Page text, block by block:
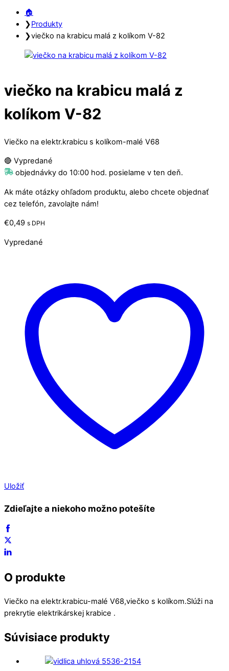
Close
Menu
Close
Cart
🏠︎
❯Produkty
❯viečko na krabicu malá z kolíkom V-82
viečko na krabicu malá z
kolíkom V-82
Viečko na elektr.krabicu s kolíkom-malé V68
🔴 Vypredané
objednávky do 10:00 hod. posielame v ten deň.
Ak máte otázky ohľadom produktu, alebo chcete objednať
cez telefón, zavolajte nám!
€0,49 s DPH
Vypredané
Uložiť
Zdieľajte a niekoho možno potešíte
O produkte
Viečko na elektr.krabicu-malé V68,viečko s kolíkom.Slúži na
prekrytie elektrikárskej krabice .
Súvisiace produkty